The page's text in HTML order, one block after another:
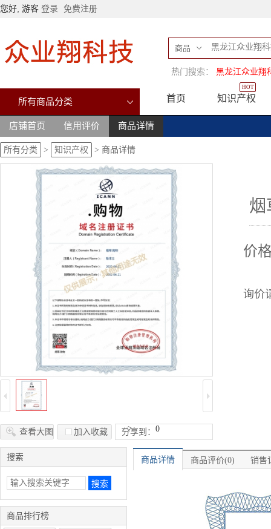
您好, 游客 登录 免费注册
商品
热门搜索： 黑龙江众业翔
所有商品分类 首页 知识产权
HOT
店铺首页 信用评价 商品详情
所有分类 > 知识产权 > 商品详情
查看大图 加入收藏 分享到： 0
-->
烟
价
询价
搜索
商品排行榜
商品详情 商品评价(0) 销售